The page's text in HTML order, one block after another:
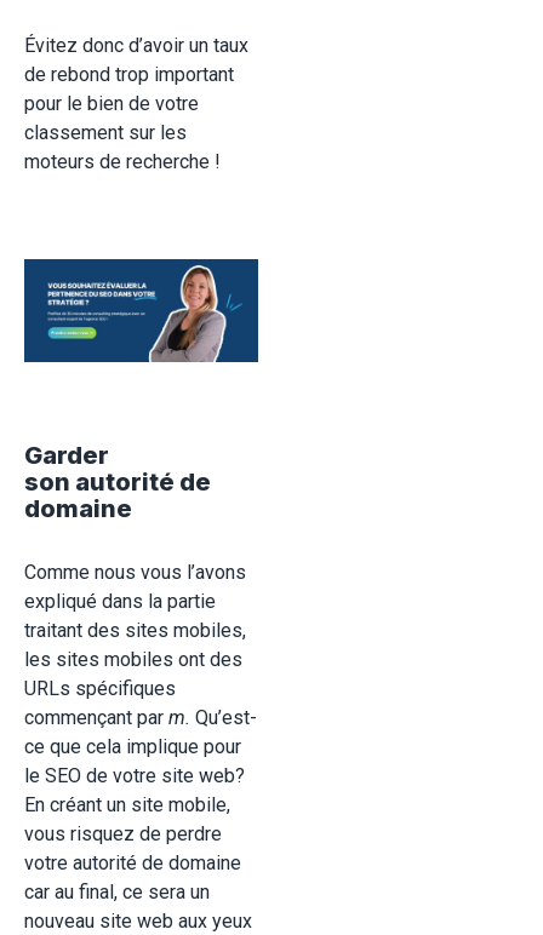
Évitez donc d’avoir un taux
de rebond trop important
pour le bien de votre
classement sur les
moteurs de recherche !
Garder
son autorité de
domaine
Comme nous vous l’avons
expliqué dans la partie
traitant des sites mobiles,
les sites mobiles ont des
URLs spécifiques
commençant par m. Qu’est-
ce que cela implique pour
le SEO de votre site web?
En créant un site mobile,
vous risquez de perdre
votre autorité de domaine
car au final, ce sera un
nouveau site web aux yeux